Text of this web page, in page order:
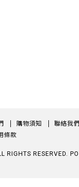
購物須知 聯絡我們
條款
RIGHTS RESERVED.